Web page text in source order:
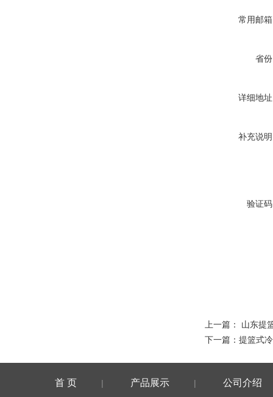
常用邮
省
详细地
补充说
验证
上一篇： 山东提
下一篇： 提篮式
首 页 | 产品展示 | 公司介绍